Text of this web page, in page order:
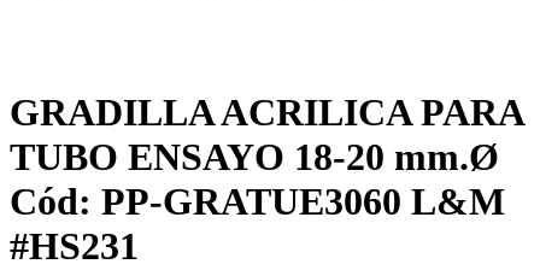
GRADILLA ACRILICA PARA
TUBO ENSAYO 18-20 mm.Ø
Cód: PP-GRATUE3060 L&M
#HS231